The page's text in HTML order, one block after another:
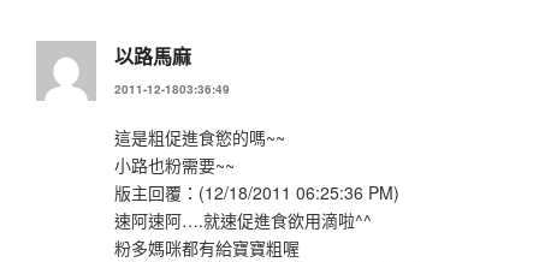
以路馬麻
2011-12-1803:36:49
這是粗促進食慾的嗎~~
小路也粉需要~~
版主回覆：(12/18/2011 06:25:36 PM)
速阿速阿….就速促進食欲用滴啦^^
粉多媽咪都有給寶寶粗喔